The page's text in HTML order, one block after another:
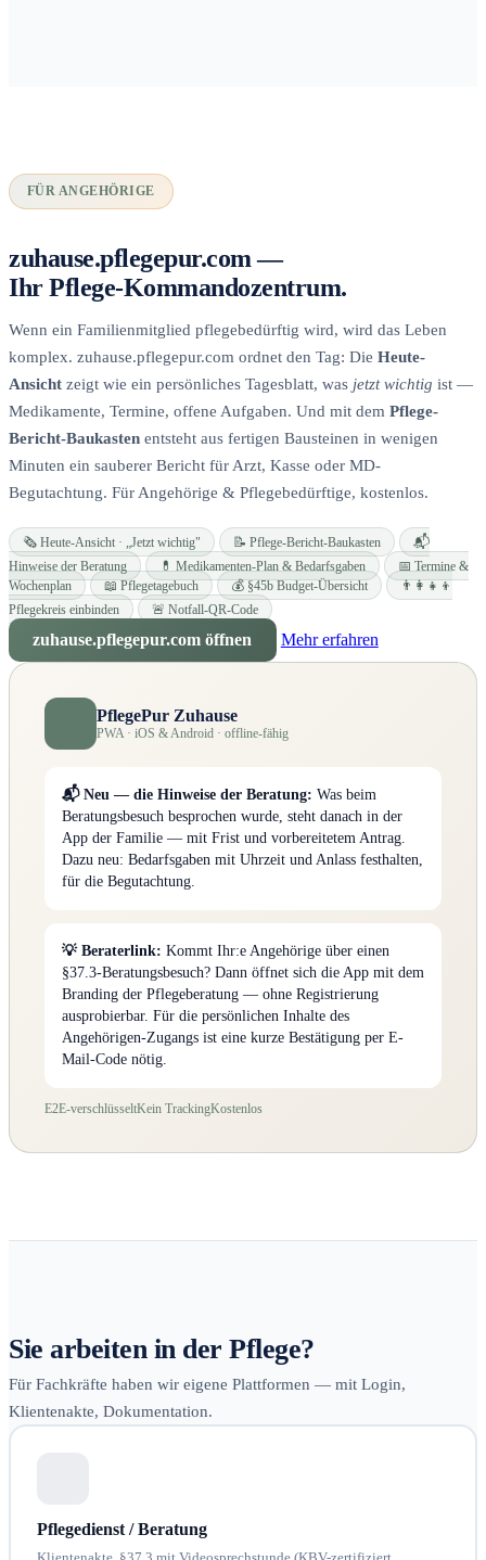
FÜR ANGEHÖRIGE
zuhause.pflegepur.com —
Ihr Pflege-Kommandozentrum.
Wenn ein Familienmitglied pflegebedürftig wird, wird das Leben
komplex. zuhause.pflegepur.com ordnet den Tag: Die Heute-
Ansicht zeigt wie ein persönliches Tagesblatt, was jetzt wichtig ist —
Medikamente, Termine, offene Aufgaben. Und mit dem Pflege-
Bericht-Baukasten entsteht aus fertigen Bausteinen in wenigen
Minuten ein sauberer Bericht für Arzt, Kasse oder MD-
Begutachtung. Für Angehörige & Pflegebedürftige, kostenlos.
🗞️ Heute-Ansicht · „Jetzt wichtig" 📝 Pflege-Bericht-Baukasten
📬
Hinweise der Beratung
💊 Medikamenten-Plan & Bedarfsgaben
📅 Termine &
Wochenplan
📖 Pflegetagebuch 💰 §45b Budget-Übersicht
👨‍👩‍👧‍👦
Pflegekreis einbinden
🚨 Notfall-QR-Code
zuhause.pflegepur.com öffnen Mehr erfahren
PflegePur Zuhause
PWA · iOS & Android · offline-fähig
📬 Neu — die Hinweise der Beratung: Was beim
Beratungsbesuch besprochen wurde, steht danach in der
App der Familie — mit Frist und vorbereitetem Antrag.
Dazu neu: Bedarfsgaben mit Uhrzeit und Anlass festhalten,
für die Begutachtung.
💡 Beraterlink: Kommt Ihr:e Angehörige über einen
§37.3-Beratungsbesuch? Dann öffnet sich die App mit dem
Branding der Pflegeberatung — ohne Registrierung
ausprobierbar. Für die persönlichen Inhalte des
Angehörigen-Zugangs ist eine kurze Bestätigung per E-
Mail-Code nötig.
E2E-verschlüsseltKein TrackingKostenlos
Sie arbeiten in der Pflege?
Für Fachkräfte haben wir eigene Plattformen — mit Login,
Klientenakte, Dokumentation.
Pflegedienst / Beratung